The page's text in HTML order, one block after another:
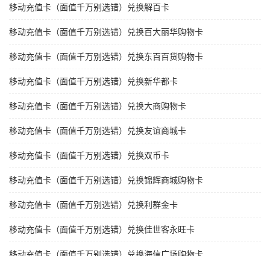
移动充值卡（面值千万别选错）兑换解百卡
移动充值卡（面值千万别选错）兑换百大丽华购物卡
移动充值卡（面值千万别选错）兑换东百百货购物卡
移动充值卡（面值千万别选错）兑换新华都卡
移动充值卡（面值千万别选错）兑换大商购物卡
移动充值卡（面值千万别选错）兑换友谊商城卡
移动充值卡（面值千万别选错）兑换双币卡
移动充值卡（面值千万别选错）兑换锦辉商城购物卡
移动充值卡（面值千万别选错）兑换利群金卡
移动充值卡（面值千万别选错）兑换佳世客永旺卡